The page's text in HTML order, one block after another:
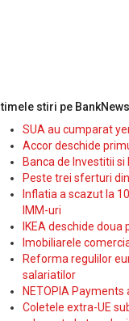
stiri pe
SUA au cumparat
Accor deschide
Banca de Investitii
Peste trei sferturi
Inflatia a scazut la
IMM-uri
IKEA deschide
Imobiliarele
Reforma regulilor
salariatilor
NETOPIA
Coletele extra-UE